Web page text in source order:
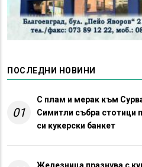
ПОСЛЕДНИ НОВИНИ
01
С плам и мерак към
Симитли събра стотици
си кукерски банкет